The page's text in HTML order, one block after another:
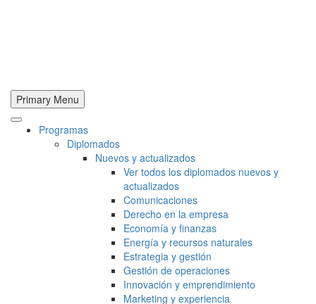
Primary Menu
Programas
Diplomados
Nuevos y actualizados
Ver todos los diplomados nuevos y
actualizados
Comunicaciones
Derecho en la empresa
Economía y finanzas
Energía y recursos naturales
Estrategia y gestión
Gestión de operaciones
Innovación y emprendimiento
Marketing y experiencia